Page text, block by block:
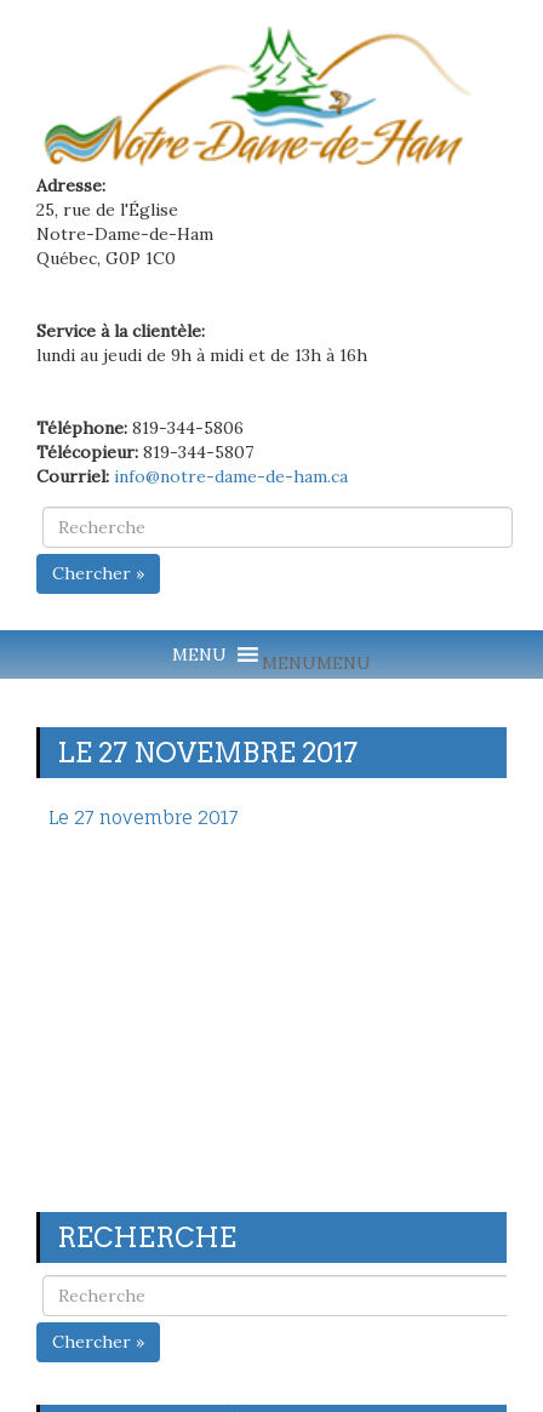
Adresse:
25, rue de l'Église
Notre-Dame-de-Ham
Québec, G0P 1C0
Service à la clientèle:
lundi au jeudi de 9h à midi et de 13h à 16h
Téléphone: 819-344-5806
Télécopieur: 819-344-5807
Courriel: info@notre-dame-de-ham.ca
Chercher »
MENUMENU
LE 27 NOVEMBRE 2017
Le 27 novembre 2017
RECHERCHE
Chercher »